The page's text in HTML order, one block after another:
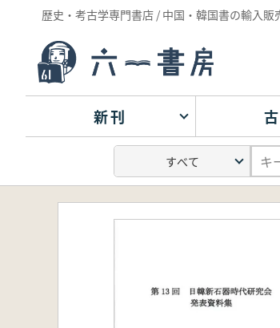
歴史・考古学専門書店 / 中国・韓国書の輸入販
新刊